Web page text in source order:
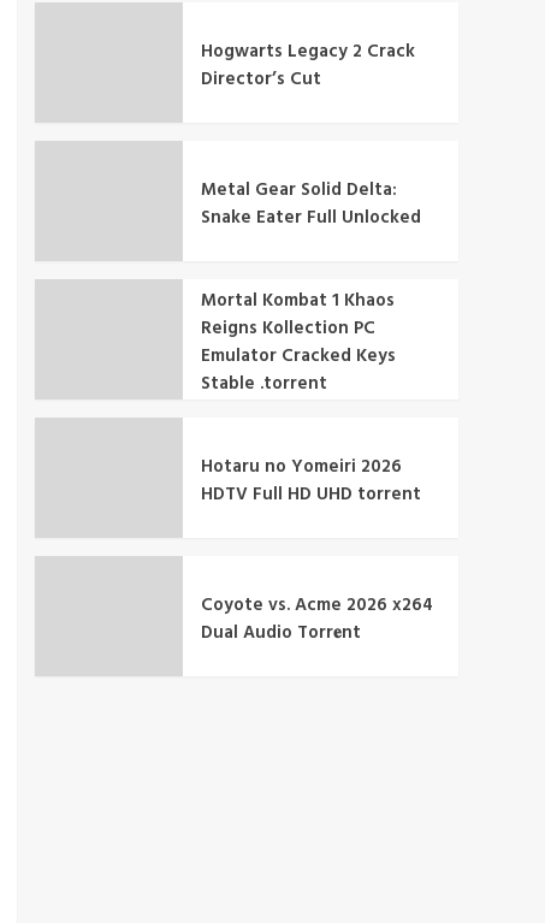
Hogwarts Legacy 2 Crack
Director’s Cut
Metal Gear Solid Delta:
Snake Eater Full Unlocked
Mortal Kombat 1 Khaos
Reigns Kollection PC
Emulator Cracked Keys
Stable .torrent
Hotaru no Yomeiri 2026
HDTV Full HD UHD torrent
Coyote vs. Acme 2026 x264
Dual Audio Torr𝐞nt